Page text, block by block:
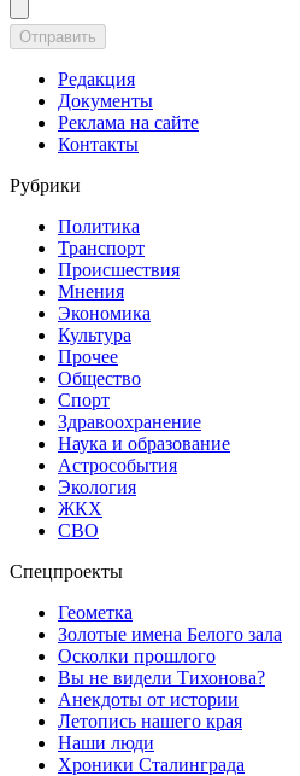
Отправить
Редакция
Документы
Реклама на сайте
Контакты
Рубрики
Политика
Транспорт
Происшествия
Мнения
Экономика
Культура
Прочее
Общество
Спорт
Здравоохранение
Наука и образование
Астрособытия
Экология
ЖКХ
СВО
Спецпроекты
Геометка
Золотые имена Белого зала
Осколки прошлого
Вы не видели Тихонова?
Анекдоты от истории
Летопись нашего края
Наши люди
Хроники Сталинграда